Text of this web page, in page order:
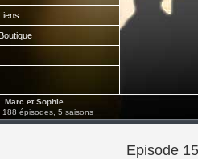
Boutique
Marc et Sophie
188 épisodes, 5 saisons
Episode